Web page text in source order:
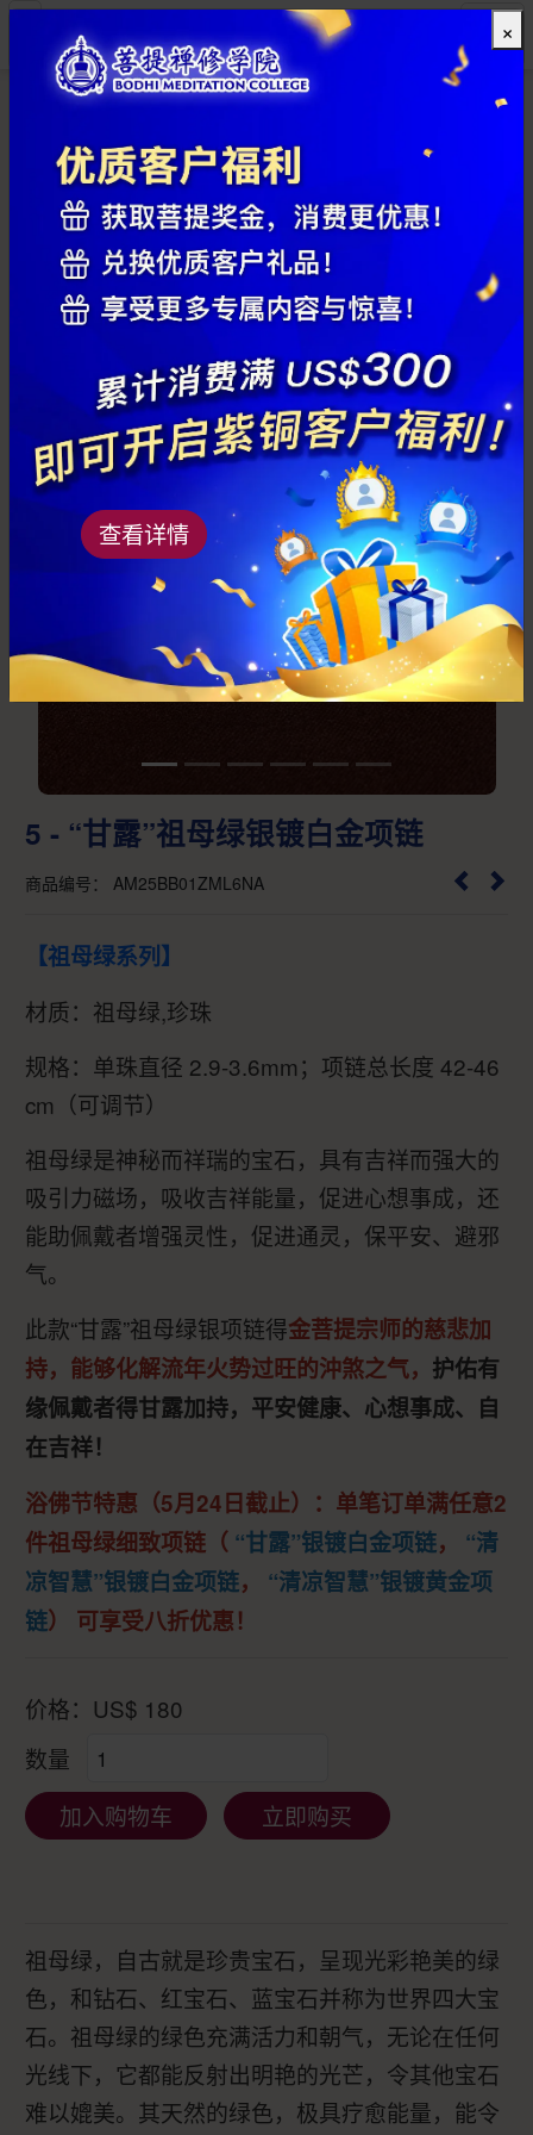
全部
Previous Next
5 - “甘露”祖母绿银镀白金项链
商品编号： AM25BB01ZML6NA
【祖母绿系列】
材质：祖母绿,珍珠
规格：单珠直径 2.9-3.6mm；项链总长度 42-46
cm（可调节）
祖母绿是神秘而祥瑞的宝石，具有吉祥而强大的
吸引力磁场，吸收吉祥能量，促进心想事成，还
能助佩戴者增强灵性，促进通灵，保平安、避邪
气。
此款“甘露”祖母绿银项链得金菩提宗师的慈悲加
持，能够化解流年火势过旺的沖煞之气， 护佑有
缘佩戴者得甘露加持，平安健康、心想事成、自
在吉祥！
浴佛节特惠（5月24日截止）：单笔订单满任意2
件祖母绿细致项链（ “甘露”银镀白金项链， “清
凉智慧”银镀白金项链，
“清凉智慧”银镀黄金项
链） 可享受八折优惠！
价格： US$ 180
数量
加入购物车
立即购买
祖母绿，自古就是珍贵宝石，呈现光彩艳美的绿
色，和钻石、红宝石、蓝宝石并称为世界四大宝
石。祖母绿的绿色充满活力和朝气，无论在任何
光线下，它都能反射出明艳的光芒，令其他宝石
难以媲美。其天然的绿色，极具疗愈能量，能令
×
查看详情